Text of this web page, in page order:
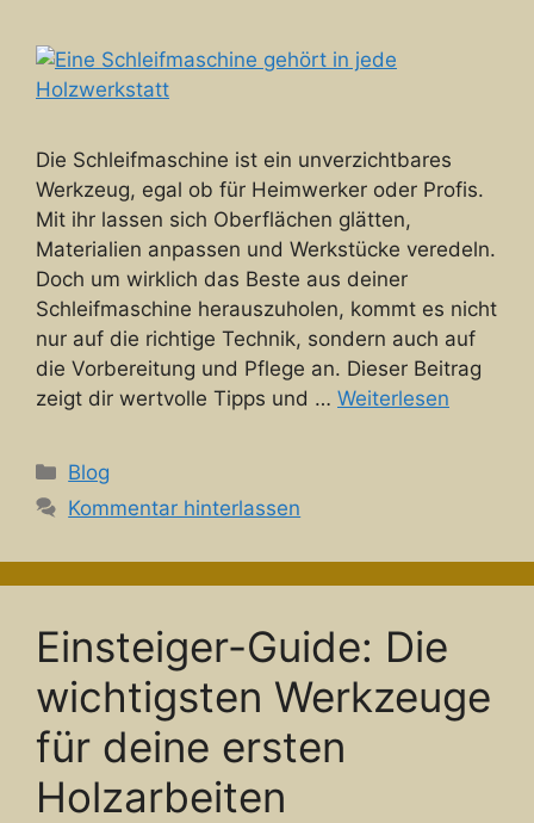
Die Schleifmaschine ist ein unverzichtbares
Werkzeug, egal ob für Heimwerker oder Profis.
Mit ihr lassen sich Oberflächen glätten,
Materialien anpassen und Werkstücke veredeln.
Doch um wirklich das Beste aus deiner
Schleifmaschine herauszuholen, kommt es nicht
nur auf die richtige Technik, sondern auch auf
die Vorbereitung und Pflege an. Dieser Beitrag
zeigt dir wertvolle Tipps und … Weiterlesen
Kategorien
Blog
Kommentar hinterlassen
Einsteiger-Guide: Die
wichtigsten Werkzeuge
für deine ersten
Holzarbeiten